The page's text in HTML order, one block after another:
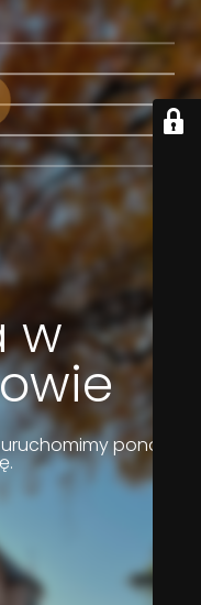
w
ponownie